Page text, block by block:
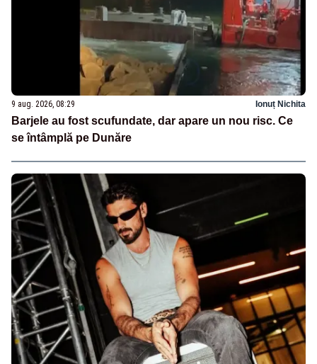
9 aug. 2026, 08:29 Ionuț Nichita
Barjele au fost scufundate, dar apare un nou risc. Ce
se întâmplă pe Dunăre